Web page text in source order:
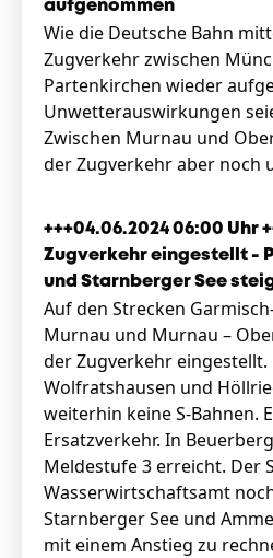
aufgenommen
Wie die Deutsche Bahn
Zugverkehr zwischen
Partenkirchen wieder
Unwetterauswirkungen
Zwischen Murnau und
der Zugverkehr aber noch
+++04.06.2024 06:00 Uhr
Zugverkehr eingestellt -
und Starnberger See
Auf den Strecken
Murnau und Murnau –
der Zugverkehr eingestellt.
Wolfratshausen und
weiterhin keine S-Bahnen.
Ersatzverkehr. In
Meldestufe 3 erreicht. Der
Wasserwirtschaftsamt
Starnberger See und
mit einem Anstieg zu